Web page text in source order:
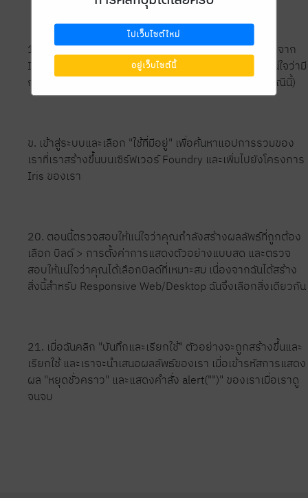
19. สิ่งสุดท้ายที่เราต้องทำคือเข้าถึงเซิร์ฟเวอร์ Foundry จาก
Iris IDE ของเรา ก. ในการตั้งค่าของ Iris ตรวจสอบให้แน่ใจว่ามี
การเติมเซิร์ฟเวอร์ Foundry (นี่คือเซิร์ฟเวอร์ภายในในกรณีนี้)
ข. เข้าสู่ระบบและเลือก "ใช้ที่มีอยู่" เพื่อค้นหาแอปการรวมของ
เราที่เราสร้างขึ้นบนเซิร์ฟเวอร์ Foundry และเพิ่มไปยังโครงการ
Iris ของเรา
20. ตอนนี้ตรวจสอบให้แน่ใจว่าคุณกำลังสร้างผลลัพธ์ที่ถูกต้อง
เลือก บิลด์ > การตั้งค่าการแสดงตัวอย่างแบบสด และตรวจ
สอบให้แน่ใจว่าคุณได้เลือกบิลด์ที่เหมาะสม เนื่องจากฉันได้สร้าง
สิ่งนี้สำหรับ Responsive Web/Desktop ฉันจึงเลือกสิ่งเดียวกัน
21. เมื่อฉันคลิก "บันทึกและเรียกใช้" ตัวอย่างจะถูกสร้างขึ้นและ
เรียกใช้ และเราจะนำเสนอผลลัพธ์ของเรา เมื่อเข้ารหัสการแสดง
ผล "หยุดชั่วคราว" และแสดงคำสั่ง alert("")" ของเราเมื่อเราดู
จนจบ
ไปเว็บไซต์ใหม่
อยู่เว็บไซต์นี้